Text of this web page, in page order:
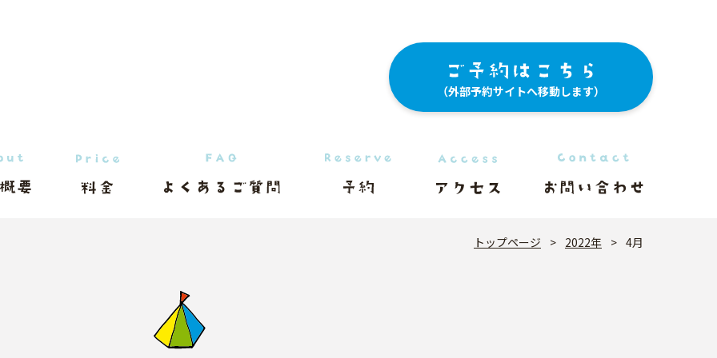
（外部予約サイトへ移動します）
トップページ > 2022年 > 4月